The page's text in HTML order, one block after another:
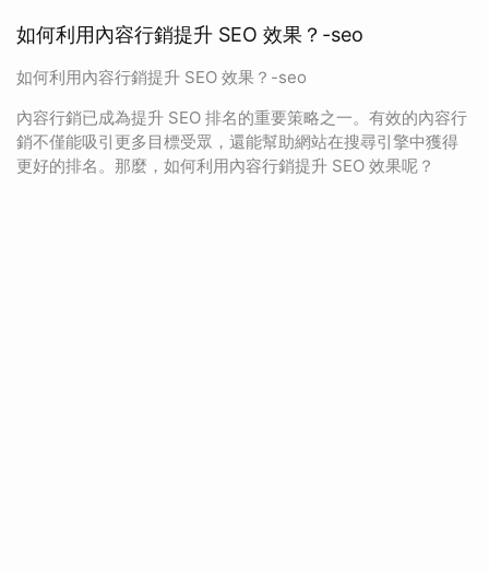
如何利用內容行銷提升 SEO 效果？-seo
如何利用內容行銷提升 SEO 效果？-seo
內容行銷已成為提升 SEO 排名的重要策略之一。有效的內容行
銷不僅能吸引更多目標受眾，還能幫助網站在搜尋引擎中獲得
更好的排名。那麼，如何利用內容行銷提升 SEO 效果呢？